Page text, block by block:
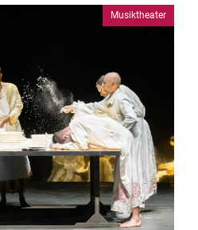
Musiktheater